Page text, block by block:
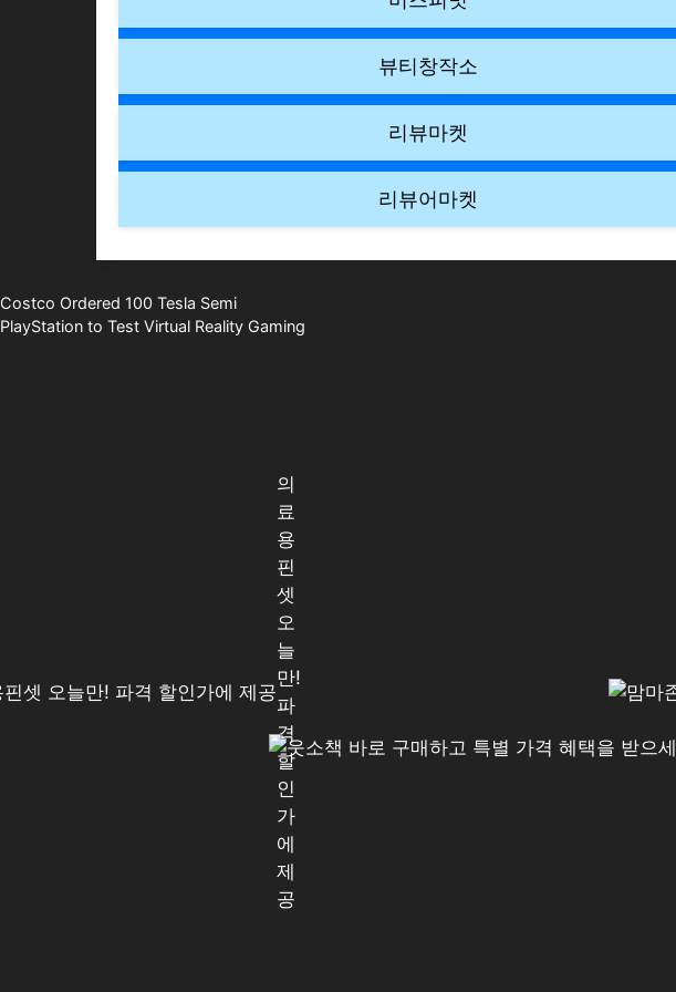
뷰티창작소
리뷰마켓
리뷰어마켓
Costco Ordered 100 Tesla Semi
PlayStation to Test Virtual Reality Gaming
의
료
용
핀
셋
오
늘
만!
파
격
할
인
가
에
제
공